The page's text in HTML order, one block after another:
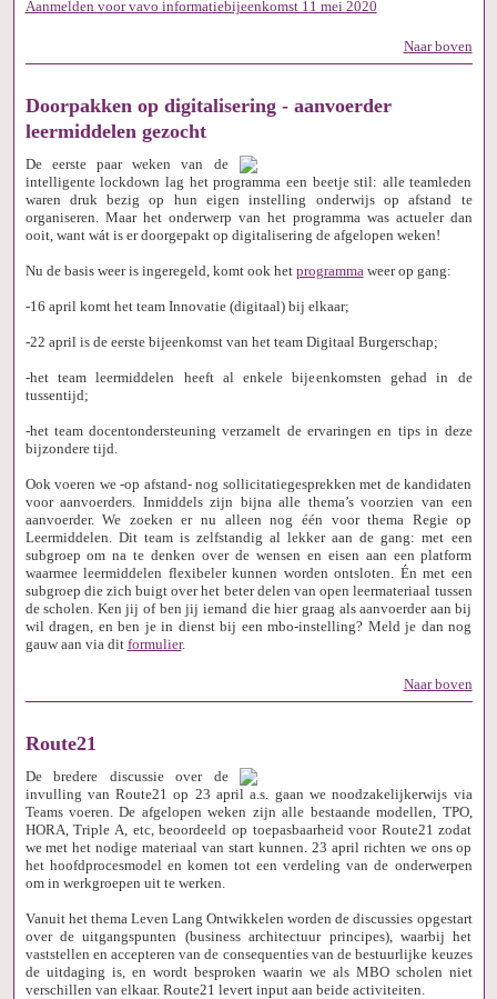
Aanmelden voor vavo informatiebijeenkomst 11 mei 2020
Naar boven
Doorpakken op digitalisering - aanvoerder
leermiddelen gezocht
De eerste paar weken van de
intelligente lockdown lag het programma een beetje stil: alle teamleden
waren druk bezig op hun eigen instelling onderwijs op afstand te
organiseren. Maar het onderwerp van het programma was actueler dan
ooit, want wát is er doorgepakt op digitalisering de afgelopen weken!
Nu de basis weer is ingeregeld, komt ook het programmaweer op gang:
-16 april komt het team Innovatie (digitaal) bij elkaar;
-22 april is de eerste bijeenkomst van het team Digitaal Burgerschap;
-het team leermiddelen heeft al enkele bijeenkomsten gehad in de
tussentijd;
-het team docentondersteuning verzamelt de ervaringen en tips in deze
bijzondere tijd.
Ook voeren we -op afstand- nog sollicitatiegesprekken met de kandidaten
voor aanvoerders. Inmiddels zijn bijna alle thema’s voorzien van een
aanvoerder. We zoeken er nu alleen nog één voor thema Regie op
Leermiddelen. Dit team is zelfstandig al lekker aan de gang: met een
subgroep om na te denken over de wensen en eisen aan een platform
waarmee leermiddelen flexibeler kunnen worden ontsloten. Én met een
subgroep die zich buigt over het beter delen van open leermateriaal tussen
de scholen. Ken jij of ben jij iemand die hier graag als aanvoerder aan bij
wil dragen, en ben je in dienst bij een mbo-instelling? Meld je dan nog
gauw aan via dit formulier.
Naar boven
Route21
De bredere discussie over de
invulling van Route21 op 23 april a.s. gaan we noodzakelijkerwijs via
Teams voeren. De afgelopen weken zijn alle bestaande modellen, TPO,
HORA, Triple A, etc, beoordeeld op toepasbaarheid voor Route21 zodat
we met het nodige materiaal van start kunnen. 23 april richten we ons op
het hoofdprocesmodel en komen tot een verdeling van de onderwerpen
om in werkgroepen uit te werken.
Vanuit het thema Leven Lang Ontwikkelen worden de discussies opgestart
over de uitgangspunten (business architectuur principes), waarbij het
vaststellen en accepteren van de consequenties van de bestuurlijke keuzes
de uitdaging is, en wordt besproken waarin we als MBO scholen niet
verschillen van elkaar. Route21 levert input aan beide activiteiten.